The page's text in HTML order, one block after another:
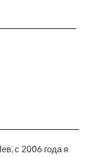
с 2006 года я